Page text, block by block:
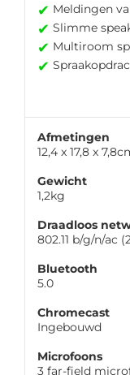
✔ Meldingen
✔ Slimme
✔ Multiroom
✔
Afmetingen
12,4 x 17,8 x
Gewicht
1,2kg
Draadloos
802.11 b/g/n/ac
Bluetooth
5.0
Chromecast
Ingebouwd
Microfoons
3 far-field